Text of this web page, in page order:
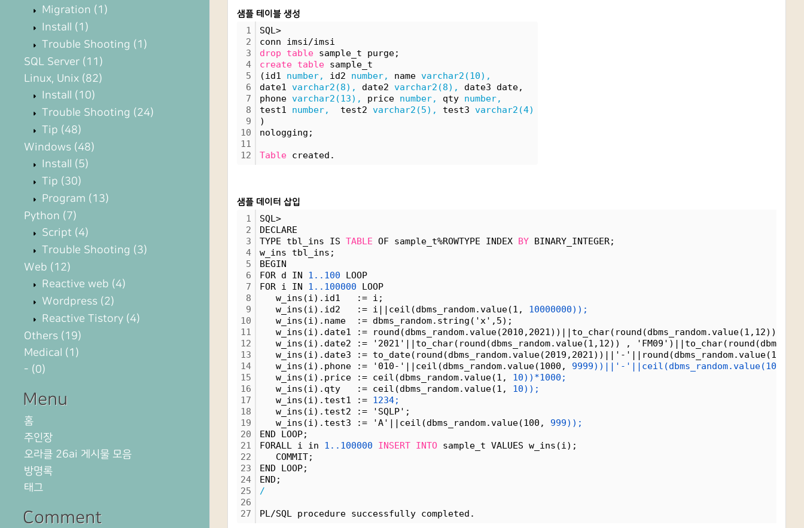
Migration (1)
Install (1)
Trouble Shooting (1)
SQL Server (11)
Linux, Unix (82)
Install (10)
Trouble Shooting (24)
Tip (48)
Windows (48)
Install (5)
Tip (30)
Program (13)
Python (7)
Script (4)
Trouble Shooting (3)
Web (12)
Reactive web (4)
Wordpress (2)
Reactive Tistory (4)
Others (19)
Medical (1)
- (0)
Menu
홈
주인장
오라클 26ai 게시물 모음
방명록
태그
Comment
샘플 테이블 생성
1
2
3
4
5
6
7
8
9
10
11
12
SQL>
conn imsi/imsi
drop
table sample_t purge;
create table sample_t
(id1 number, id2 number, name varchar2(10),
date1 varchar2(8), date2 varchar2(8),
date3 date,
phone varchar2(13), price number, qty number,
test1 number, test2 varchar2(5), test3 varchar2(4)
)
nologging;
Table created.
샘플 데이터 삽입
1
2
3
4
5
6
7
8
9
10
11
12
13
14
15
16
17
18
19
20
21
22
23
24
25
26
27
SQL>
DECLARE
TYPE tbl_ins IS TABLE OF sample_t%ROWTYPE INDEX BY BINARY_INTEGER;
w_ins tbl_ins;
BEGIN
FOR d IN 1..100 LOOP
FOR i IN 1..100000 LOOP
w_ins(i).id1   := i;
w_ins(i).id2   := i||ceil(dbms_random.value(1, 10000000));
w_ins(i).name  := dbms_random.string('x',5);
w_ins(i).date1 := round(dbms_random.value(2010,2021))||to_char(round(dbms_random.value(1,12)),
w_ins(i).date2 := '2021'||to_char(round(dbms_random.value(1,12)) ,
w_ins(i).date3 := to_date(round(dbms_random.value(2019,2021))||'-
w_ins(i).phone := '010-'||ceil(dbms_random.value(1000, 9999))||'-'||ceil(dbms_random.value(1000,
w_ins(i).price := ceil(dbms_random.value(1, 10))*1000;
w_ins(i).qty   := ceil(dbms_random.value(1, 10));
w_ins(i).test1 := 1234;
w_ins(i).test2 := 'SQLP';
w_ins(i).test3 := 'A'||ceil(dbms_random.value(100, 999));
END LOOP;
FORALL i in 1..100000 INSERT INTO sample_t VALUES w_ins(i);
COMMIT;
END LOOP;
END;
/
PL/SQL procedure successfully completed.